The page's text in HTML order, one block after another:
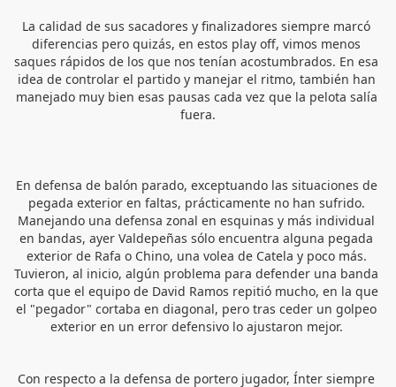
La calidad de sus sacadores y finalizadores siempre marcó
diferencias pero quizás, en estos play off, vimos menos
saques rápidos de los que nos tenían acostumbrados. En esa
idea de controlar el partido y manejar el ritmo, también han
manejado muy bien esas pausas cada vez que la pelota salía
fuera.
En defensa de balón parado, exceptuando las situaciones de
pegada exterior en faltas, prácticamente no han sufrido.
Manejando una defensa zonal en esquinas y más individual
en bandas, ayer Valdepeñas sólo encuentra alguna pegada
exterior de Rafa o Chino, una volea de Catela y poco más.
Tuvieron, al inicio, algún problema para defender una banda
corta que el equipo de David Ramos repitió mucho, en la que
el "pegador" cortaba en diagonal, pero tras ceder un golpeo
exterior en un error defensivo lo ajustaron mejor.
Con respecto a la defensa de portero jugador, Ínter siempre